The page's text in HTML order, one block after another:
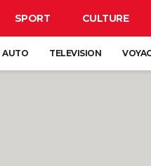
SPORT CULTURE
AUTO TELEVISION